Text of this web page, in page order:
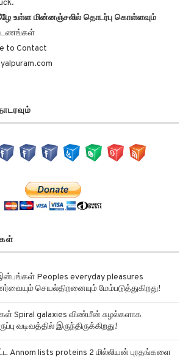
உள்ள மின்னஞ்சலில் தொடர்பு கொள்ளவும்
to Contact
செயல்திறனையும் மேம்படுத்துகிறது!
Spiral galaxies விண்மீன் சுழல்களாக
வடிவத்தில் இருந்திருக்கிறது!
lists proteins 2 மில்லியன் புரதங்களை